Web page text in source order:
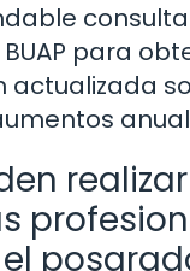
para
actualizada
realizar